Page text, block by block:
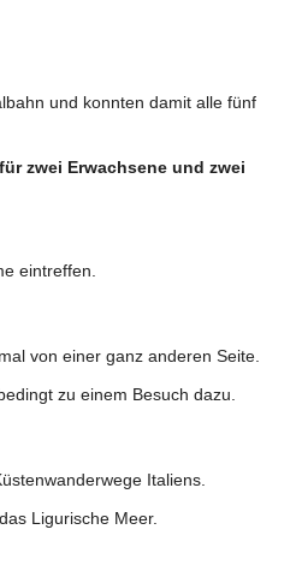
und konnten damit alle fünf
zwei Erwachsene und zwei
eintreffen.
von einer ganz anderen Seite.
zu einem Besuch dazu.
Italiens.
Ligurische Meer.